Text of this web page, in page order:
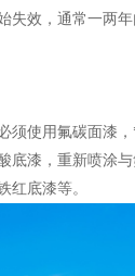
失效，通常一两
须使用氟碳面漆
底漆，重新喷涂
红底漆等。